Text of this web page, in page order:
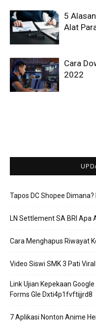
5
Alat
Cara
2022
Tapos DC Shopee
LN Settlement SA BRI Apa
Cara Menghapus Riwayat
Video Siswi SMK 3 Pati
Link Ujian Kepekaan
Forms Gle Dxti4p1fvftijjrd8
7 Aplikasi Nonton Anime